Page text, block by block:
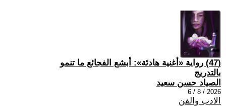
(47) رواية «أغنية هادئة»: أبشع الفجائع ما تنمو
بالتدريج
الصياد حسن سعيد
2026 / 8 / 6
الادب والفن